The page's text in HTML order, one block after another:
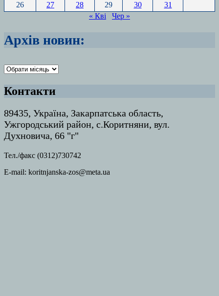
26
27 28 29 30
31
« Кві
Чер »
Архів новин:
Архіви
Контакти
89435, Україна, Закарпатська область,
Ужгородський район, с.Коритняни, вул.
Духновича, 66 "г"
Тел./факс (0312)730742
E-mail: koritnjanska-zos@meta.ua